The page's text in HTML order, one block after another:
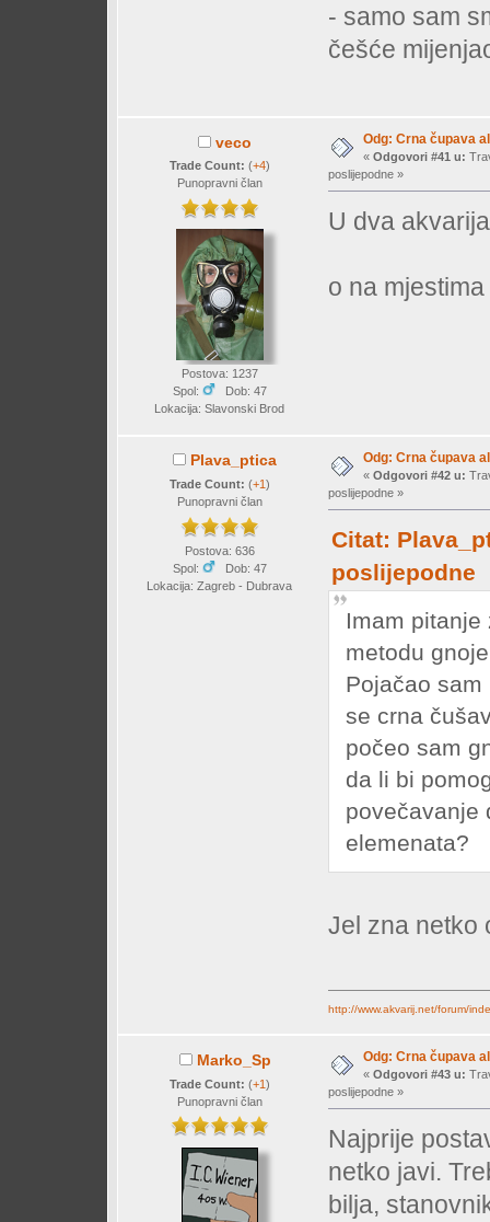
- samo sam
češće
veco
Trade Count: (+4)
Punopravni član
Postova: 1237
Spol:
Dob: 47
Lokacija: Slavonski Brod
Odg: Crna čupava
« Odgovori #41 u:
poslijepodne »
U dva
o na
Plava_ptica
Trade Count: (+1)
Punopravni član
Postova: 636
Spol:
Dob: 47
Lokacija: Zagreb - Dubrava
Odg: Crna čupava
« Odgovori #42 u:
poslijepodne »
Citat:
poslijepodne
Imam
metodu
Pojačao
se crna
počeo sam
da li bi
povečavanje
elemenata?
Jel zna netko
http://www.akvarij.net/forum/
Marko_Sp
Trade Count: (+1)
Punopravni član
Odg: Crna čupava
« Odgovori #43 u:
poslijepodne »
Najprije
netko javi.
bilja,